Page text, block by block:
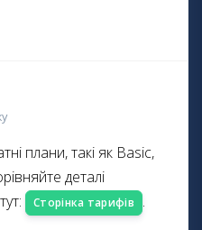
плани, такі як Basic,
деталі
Сторінка тарифів .